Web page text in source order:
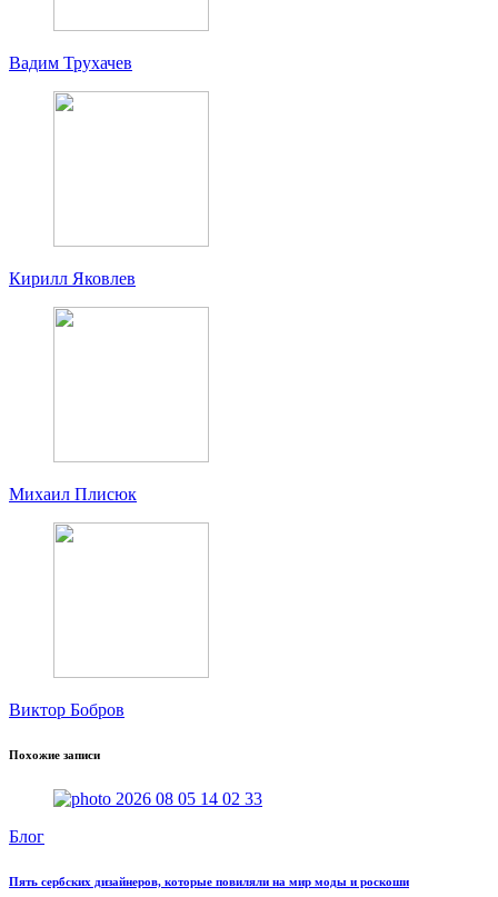
Вадим Трухачев
Кирилл Яковлев
Михаил Плисюк
Виктор Бобров
Похожие записи
Блог
Пять сербских дизайнеров, которые повиляли на мир моды и роскоши